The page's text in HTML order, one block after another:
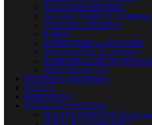
IN-EAR MONITORING
TESTERY KÁBLOV A
STOJANY A STATÍVY
KÁBLE
KONEKTORY A ADAPTÉRY
INŠTALAČNÁ TECHNIKA
KOMUNIKAČNÉ
PRÍSLUŠENSTVO
ŠTÚDIOVÁ TECHNIKA
SVETLÁ
MIKROFÓNY
DYCHOVÉ NÁSTROJE
FLAUTY-ZOBCOVÉVybrali
FÚKACIE HARMONIKY